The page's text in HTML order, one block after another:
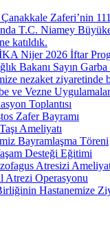
Zaferi’nin
T.C. Niamey
katıldık.
Nijer 2026 İftar
Bakanı Sayın
nezaket ziyaretinde
ve Vezne
Toplantısı
Zafer Bayramı
Ameliyatı
Bayramlaşma Töreni
Desteği Eğitimi
Atresizi
Atrezi Operasyonu
Hastanemize